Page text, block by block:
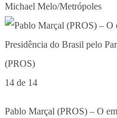
Michael Melo/Metrópoles
14 de 14
Pablo Marçal (PROS) – O